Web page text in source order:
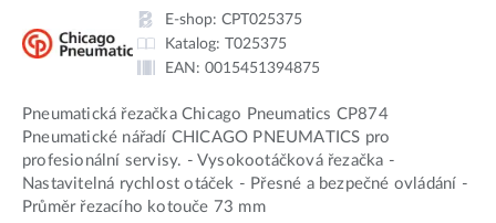
E-shop: CPT025375
Katalog: T025375
EAN: 0015451394875
Pneumatická řezačka Chicago Pneumatics CP874
Pneumatické nářadí CHICAGO PNEUMATICS pro
profesionální servisy. - Vysokootáčková řezačka -
Nastavitelná rychlost otáček - Přesné a bezpečné ovládání -
Průměr řezacího kotouče 73 mm